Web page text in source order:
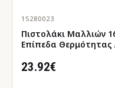
15280023
Πιστολάκι Μαλλιών
Επίπεδα Θερμότητας
23.92€